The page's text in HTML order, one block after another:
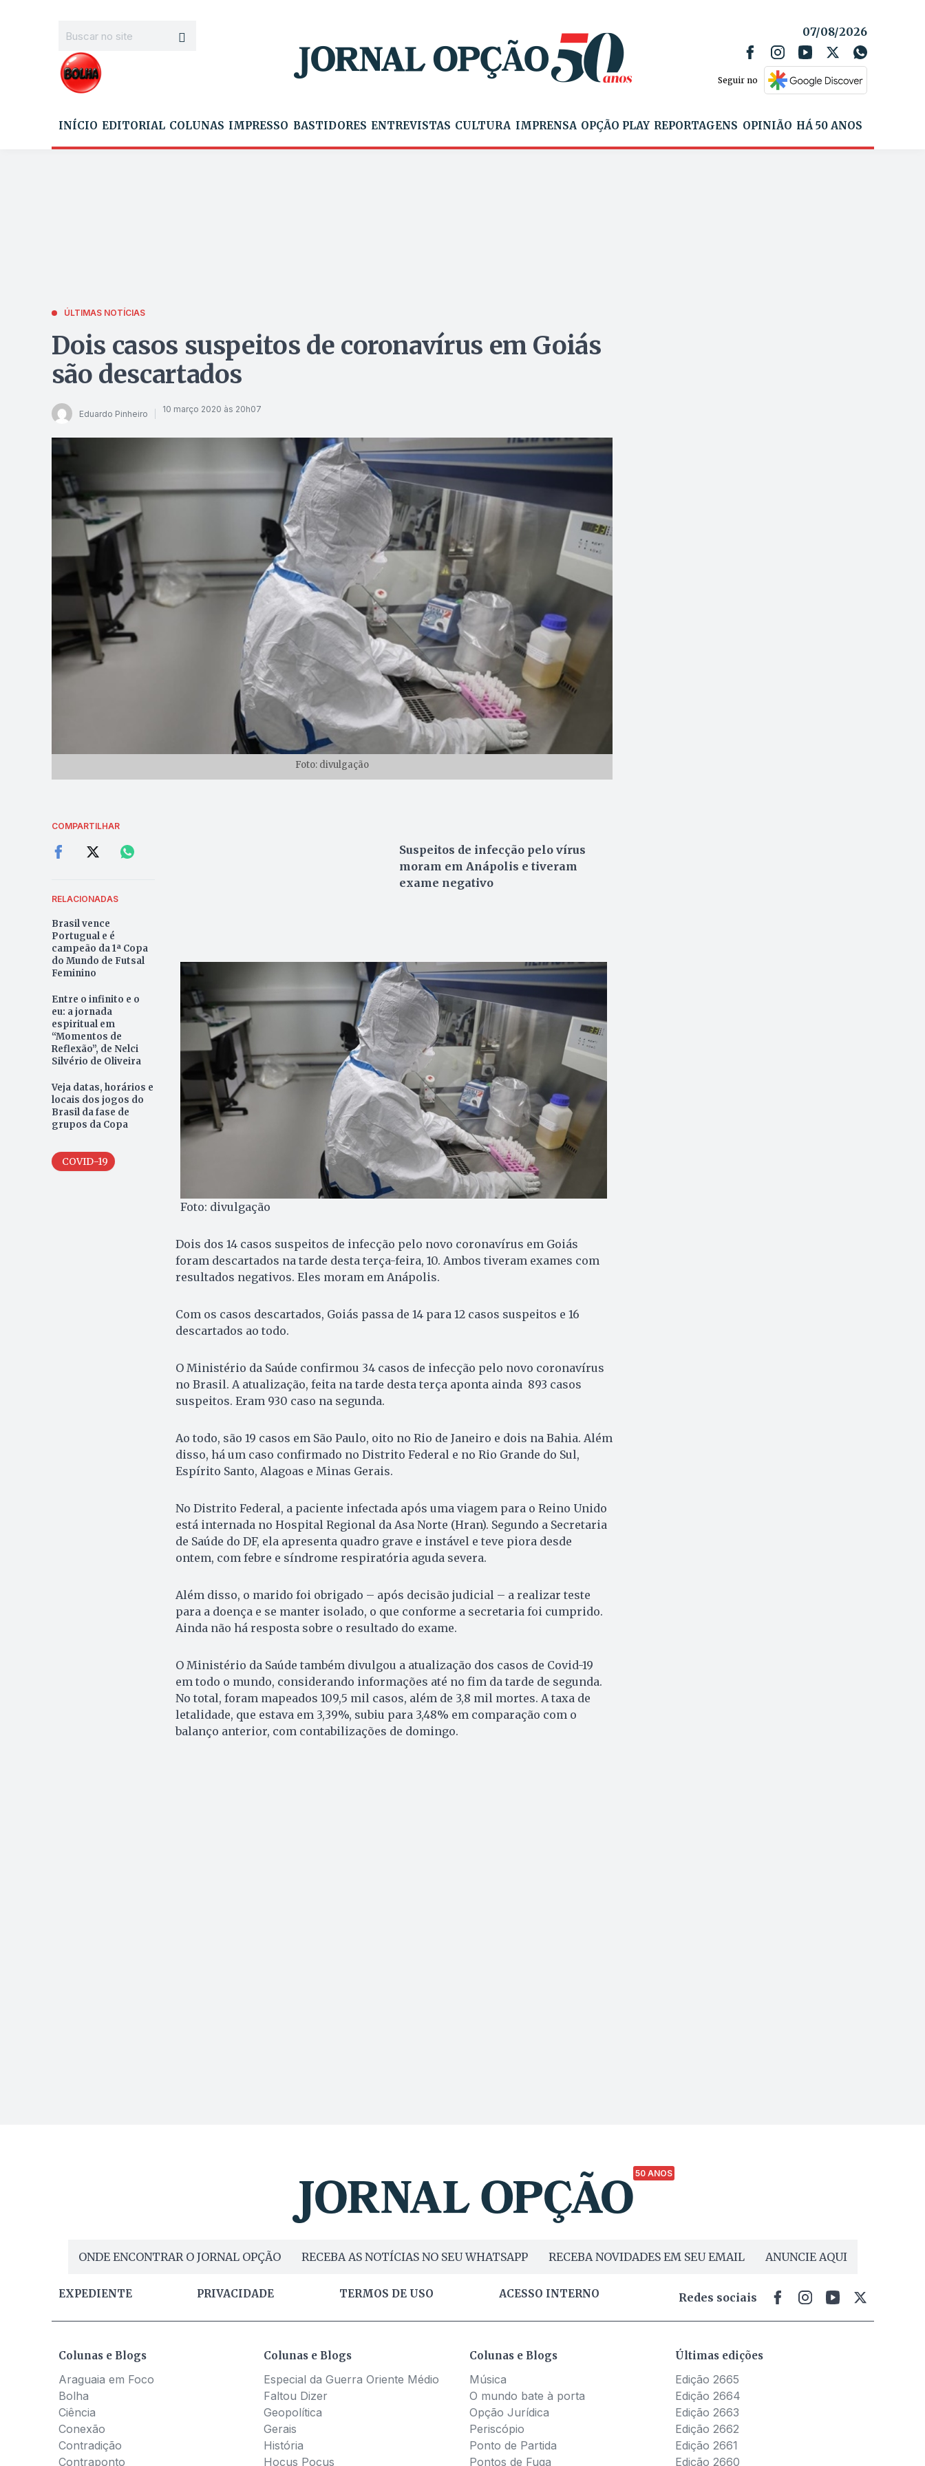
07/08/2026
Seguir no
INÍCIO EDITORIAL COLUNAS IMPRESSO BASTIDORES ENTREVISTAS CULTURA IMPRENSA OPÇÃO PLAY REPORTAGENS OPINIÃO HÁ 50 ANOS
ÚLTIMAS NOTÍCIAS
Dois casos suspeitos de coronavírus em Goiás
são descartados
Eduardo Pinheiro 10 março 2020 às 20h07
Foto: divulgação
COMPARTILHAR
RELACIONADAS
Brasil vence
Portugual e é
campeão da 1ª Copa
do Mundo de Futsal
Feminino
Entre o infinito e o
eu: a jornada
espiritual em
“Momentos de
Reflexão”, de Nelci
Silvério de Oliveira
Veja datas, horários e
locais dos jogos do
Brasil da fase de
grupos da Copa
COVID-19
Suspeitos de infecção pelo vírus
moram em Anápolis e tiveram
exame negativo
Foto: divulgação
Dois dos 14 casos suspeitos de infecção pelo novo coronavírus em Goiás
foram descartados na tarde desta terça-feira, 10. Ambos tiveram exames com
resultados negativos. Eles moram em Anápolis.
Com os casos descartados, Goiás passa de 14 para 12 casos suspeitos e 16
descartados ao todo.
O Ministério da Saúde confirmou 34 casos de infecção pelo novo coronavírus
no Brasil. A atualização, feita na tarde desta terça aponta ainda 893 casos
suspeitos. Eram 930 caso na segunda.
Ao todo, são 19 casos em São Paulo, oito no Rio de Janeiro e dois na Bahia. Além
disso, há um caso confirmado no Distrito Federal e no Rio Grande do Sul,
Espírito Santo, Alagoas e Minas Gerais.
No Distrito Federal, a paciente infectada após uma viagem para o Reino Unido
está internada no Hospital Regional da Asa Norte (Hran). Segundo a Secretaria
de Saúde do DF, ela apresenta quadro grave e instável e teve piora desde
ontem, com febre e síndrome respiratória aguda severa.
Além disso, o marido foi obrigado – após decisão judicial – a realizar teste
para a doença e se manter isolado, o que conforme a secretaria foi cumprido.
Ainda não há resposta sobre o resultado do exame.
O Ministério da Saúde também divulgou a atualização dos casos de Covid-19
em todo o mundo, considerando informações até no fim da tarde de segunda.
No total, foram mapeados 109,5 mil casos, além de 3,8 mil mortes. A taxa de
letalidade, que estava em 3,39%, subiu para 3,48% em comparação com o
balanço anterior, com contabilizações de domingo.
50 ANOS
ONDE ENCONTRAR O JORNAL OPÇÃO RECEBA AS NOTÍCIAS NO SEU WHATSAPP RECEBA NOVIDADES EM SEU EMAIL ANUNCIE AQUI
EXPEDIENTE PRIVACIDADE TERMOS DE USO ACESSO INTERNO Redes sociais
Colunas e Blogs
Araguaia em Foco
Bolha
Ciência
Conexão
Contradição
Contraponto
Colunas e Blogs
Especial da Guerra Oriente Médio
Faltou Dizer
Geopolítica
Gerais
História
Hocus Pocus
Colunas e Blogs
Música
O mundo bate à porta
Opção Jurídica
Periscópio
Ponto de Partida
Pontos de Fuga
Últimas edições
Edição 2665
Edição 2664
Edição 2663
Edição 2662
Edição 2661
Edição 2660